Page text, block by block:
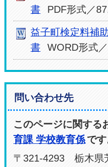
書
PDF形式／
益子町検定料補
書
WORD形式
問い合わせ先
このページに関する
育課 学校教育係です
〒321-4293 栃木県